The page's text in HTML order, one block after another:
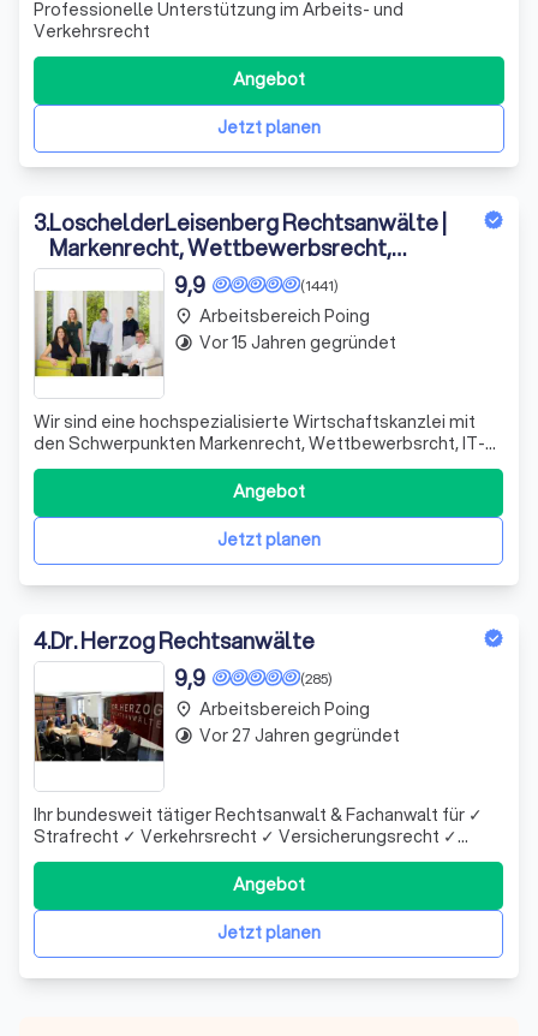
Professionelle Unterstützung im Arbeits- und
Verkehrsrecht
Jetzt planen
Angebot
3.LoschelderLeisenberg Rechtsanwälte |
Markenrecht, Wettbewerbsrecht,
Medienrecht, Urheberrecht, Designrecht
& IT Recht
(1441)
9,9
Wir sind eine hochspezialisierte Wirtschaftskanzlei mit
den Schwerpunkten Markenrecht, Wettbewerbsrcht, IT-
Recht und Medienrecht. Unsere Mandanten beraten wir
Jetzt planen
Angebot
place Arbeitsbereich Poing
timelapse Vor 15 Jahren gegründet
4.Dr. Herzog Rechtsanwälte
(285)
9,9
Ihr bundesweit tätiger Rechtsanwalt & Fachanwalt für ✓
Strafrecht ✓ Verkehrsrecht ✓ Versicherungsrecht ✓
Zivilrecht ✓ Cannabisrecht Top Bewertungen - Juristische
Kompetenz mit über 25 Jahre Erfahrung
Jetzt planen
Angebot
place Arbeitsbereich Poing
timelapse Vor 27 Jahren gegründet